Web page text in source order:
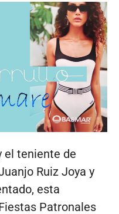
el teniente de
Ruiz Joya y
esta
Patronales